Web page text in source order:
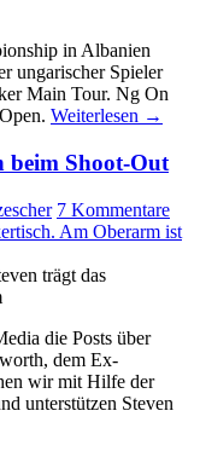
in Albanien
ungarischer Spieler
Main Tour. Ng On
Weiterlesen →
beim Shoot-Out
7 Kommentare
trägt das
die Posts über
dem Ex-
wir mit Hilfe der
unterstützen Steven